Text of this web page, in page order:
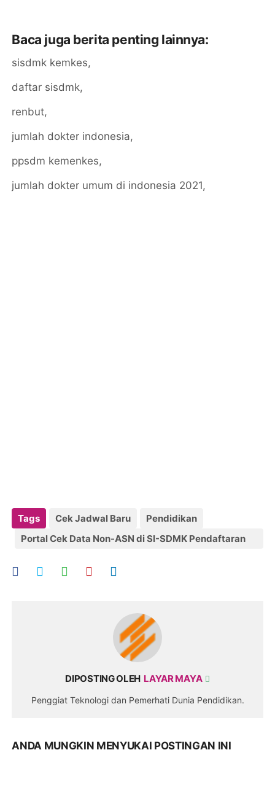
Baca juga berita penting lainnya:
sisdmk kemkes,
daftar sisdmk,
renbut,
jumlah dokter indonesia,
ppsdm kemenkes,
jumlah dokter umum di indonesia 2021,
Tags Cek Jadwal Baru
Pendidikan
Portal Cek Data Non-ASN di SI-SDMK Pendaftaran
DIPOSTING OLEH LAYAR MAYA
Penggiat Teknologi dan Pemerhati Dunia Pendidikan.
ANDA MUNGKIN MENYUKAI POSTINGAN INI